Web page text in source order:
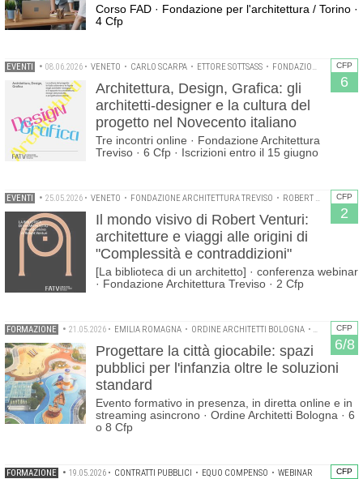
Corso FAD · Fondazione per l'architettura / Torino ·
4 Cfp
CFP
6
EVENTI • 08.06.2026 • VENETO • CARLO SCARPA • ETTORE SOTTSASS • FONDAZIONE ARCHITETTURA TREVISO
Architettura, Design, Grafica: gli
architetti-designer e la cultura del
progetto nel Novecento italiano
Tre incontri online · Fondazione Architettura
Treviso · 6 Cfp · Iscrizioni entro il 15 giugno
CFP
2
EVENTI • 25.05.2026 • VENETO • FONDAZIONE ARCHITETTURA TREVISO • ROBERT VENTURI •
Il mondo visivo di Robert Venturi:
architetture e viaggi alle origini di
"Complessità e contraddizioni"
[La biblioteca di un architetto] · conferenza webinar
· Fondazione Architettura Treviso · 2 Cfp
CFP
6/8
FORMAZIONE • 21.05.2026 • EMILIA ROMAGNA • ORDINE ARCHITETTI BOLOGNA •
Progettare la città giocabile: spazi
pubblici per l'infanzia oltre le soluzioni
standard
Evento formativo in presenza, in diretta online e in
streaming asincrono · Ordine Architetti Bologna · 6
o 8 Cfp
CFP
FORMAZIONE • 19.05.2026 • CONTRATTI PUBBLICI • EQUO COMPENSO • WEBINAR